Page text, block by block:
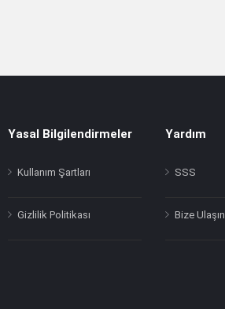
Yasal Bilgilendirmeler
Kullanım Şartları
Gizlilik Politikası
Yardım
SSS
Bize Ulaşın